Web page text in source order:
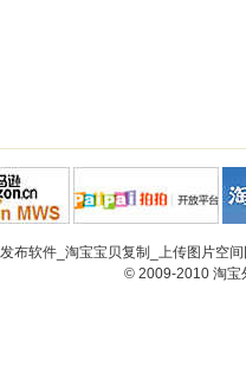
布软件_淘宝宝贝复制_上传图片空
© 2009-2010 淘宝